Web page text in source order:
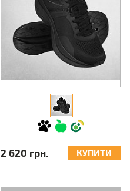
2 620 грн. КУПИТИ